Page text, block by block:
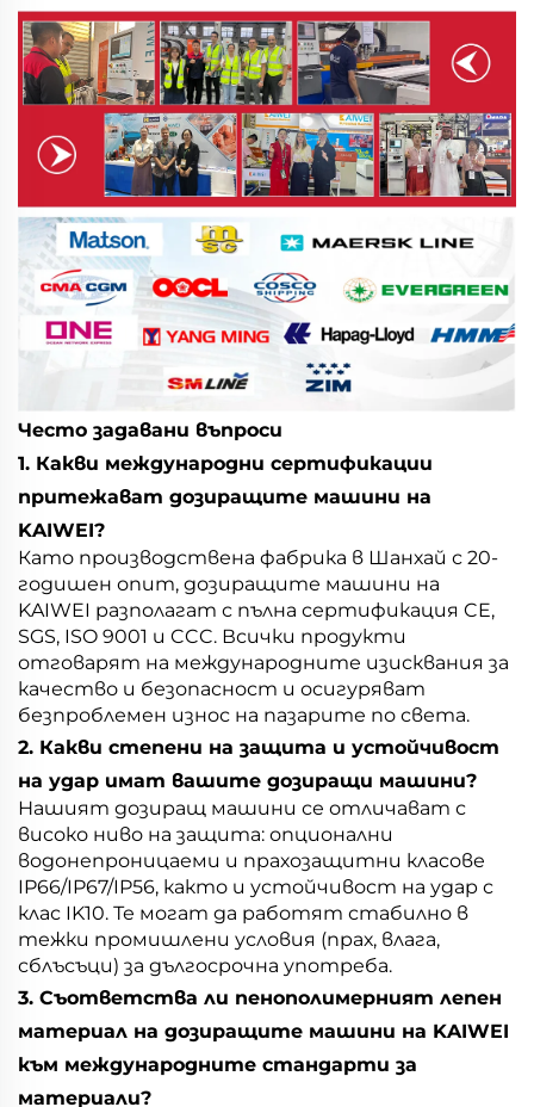
Често задавани въпроси
1. Какви международни сертификации
притежават дозиращите машини на
KAIWEI?
Като производствена фабрика в Шанхай с 20-
годишен опит, дозиращите машини на
KAIWEI разполагат с пълна сертификация CE,
SGS, ISO 9001 и CCC. Всички продукти
отговарят на международните изисквания за
качество и безопасност и осигуряват
безпроблемен износ на пазарите по света.
2. Какви степени на защита и устойчивост
на удар имат вашите дозиращи машини?
Нашият дозиращ машини се отличават с
високо ниво на защита: опционални
водонепроницаеми и прахозащитни класове
IP66/IP67/IP56, както и устойчивост на удар с
клас IK10. Те могат да работят стабилно в
тежки промишлени условия (прах, влага,
сблъсъци) за дългосрочна употреба.
3. Съответства ли пенополимерният лепен
материал на дозиращите машини на KAIWEI
към международните стандарти за
материали?